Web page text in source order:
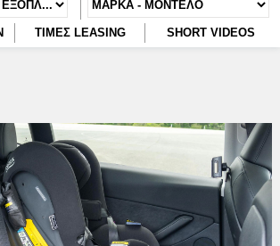
ΤΙΜΕΣ LEASING SHORT VIDEOS